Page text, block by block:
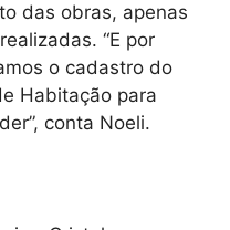
das obras, apenas
“E por
o cadastro do
Habitação para
conta Noeli.